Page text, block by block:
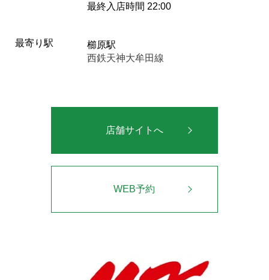
最終入店時間 22:00
最寄り駅
櫛原駅
西鉄天神大牟田線
店舗サイトへ
WEB予約